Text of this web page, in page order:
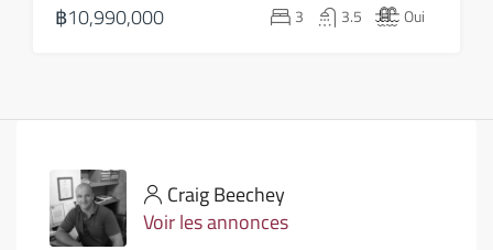
฿10,990,000 3 3.5 Oui
Craig Beechey
Voir les annonces